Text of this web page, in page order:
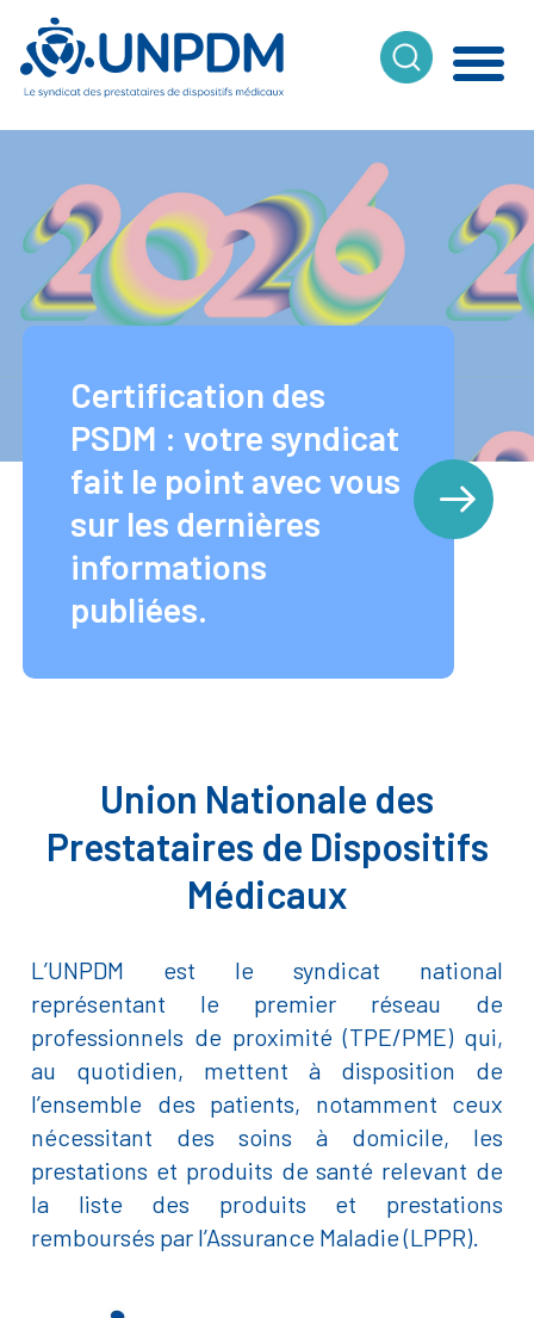
Certification des
PSDM : votre syndicat
fait le point avec vous
sur les dernières
informations
publiées.
Union Nationale des
Prestataires de Dispositifs
Médicaux
L’UNPDM est le syndicat national
représentant le premier réseau de
professionnels de proximité (TPE/PME) qui,
au quotidien, mettent à disposition de
l’ensemble des patients, notamment ceux
nécessitant des soins à domicile, les
prestations et produits de santé relevant de
la liste des produits et prestations
remboursés par l’Assurance Maladie (LPPR).